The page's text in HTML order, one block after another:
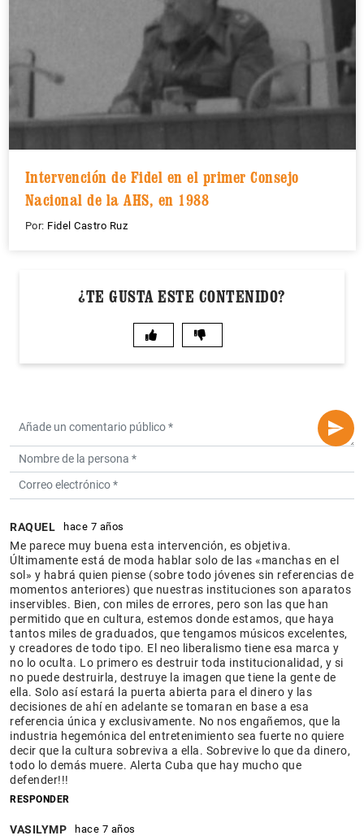
Intervención de Fidel en el primer Consejo
Nacional de la AHS, en 1988
Por: Fidel Castro Ruz
¿TE GUSTA ESTE CONTENIDO?
RAQUEL hace 7 años
Me parece muy buena esta intervención, es objetiva.
Últimamente está de moda hablar solo de las «manchas en el
sol» y habrá quien piense (sobre todo jóvenes sin referencias de
momentos anteriores) que nuestras instituciones son aparatos
inservibles. Bien, con miles de errores, pero son las que han
permitido que en cultura, estemos donde estamos, que haya
tantos miles de graduados, que tengamos músicos excelentes,
y creadores de todo tipo. El neo liberalismo tiene esa marca y
no lo oculta. Lo primero es destruir toda institucionalidad, y si
no puede destruirla, destruye la imagen que tiene la gente de
ella. Solo así estará la puerta abierta para el dinero y las
decisiones de ahí en adelante se tomaran en base a esa
referencia única y exclusivamente. No nos engañemos, que la
industria hegemónica del entretenimiento sea fuerte no quiere
decir que la cultura sobreviva a ella. Sobrevive lo que da dinero,
todo lo demás muere. Alerta Cuba que hay mucho que
defender!!!
RESPONDER
VASILYMP hace 7 años